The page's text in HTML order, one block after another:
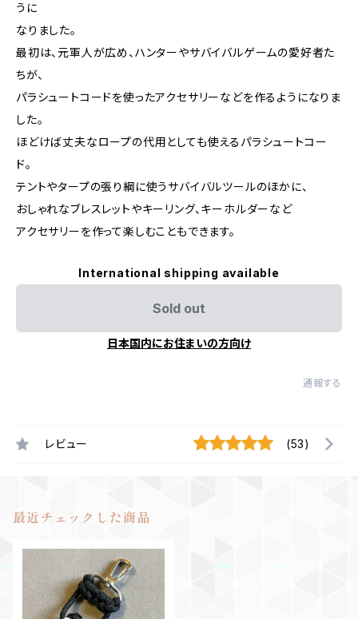
うに
なりました。
最初は、元軍人が広め、ハンターやサバイバルゲームの愛好者た
ちが、
パラシュートコードを使ったアクセサリーなどを作るようになりま
した。
ほどけば丈夫なロープの代用としても使えるパラシュートコー
ド。
テントやタープの張り綱に使うサバイバルツールのほかに、
おしゃれなブレスレットやキーリング、キーホルダーなど
アクセサリーを作って楽しむこともできます。
International shipping available
Sold out
日本国内にお住まいの方向け
通報する
レビュー (53)
最近チェックした商品